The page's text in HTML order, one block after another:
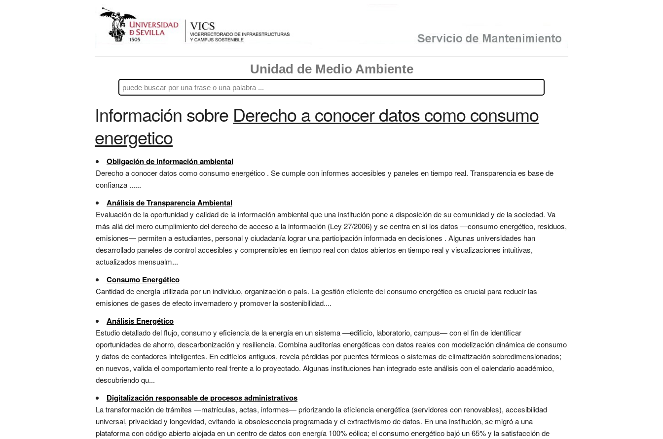
Unidad de Medio Ambiente
Información sobre Derecho a conocer datos como consumo
energetico
Obligación de información ambiental
Derecho a conocer datos como consumo energético . Se cumple con informes accesibles y paneles en tiempo real. Transparencia es base de
confianza ......
Análisis de Transparencia Ambiental
Evaluación de la oportunidad y calidad de la información ambiental que una institución pone a disposición de su comunidad y de la sociedad. Va
más allá del mero cumplimiento del derecho de acceso a la información (Ley 27/2006) y se centra en si los datos —consumo energético, residuos,
emisiones— permiten a estudiantes, personal y ciudadanía lograr una participación informada en decisiones . Algunas universidades han
desarrollado paneles de control accesibles y comprensibles en tiempo real con datos abiertos en tiempo real y visualizaciones intuitivas,
actualizados mensualm...
Consumo Energético
Cantidad de energía utilizada por un individuo, organización o país. La gestión eficiente del consumo energético es crucial para reducir las
emisiones de gases de efecto invernadero y promover la sostenibilidad....
Análisis Energético
Estudio detallado del flujo, consumo y eficiencia de la energía en un sistema —edificio, laboratorio, campus— con el fin de identificar
oportunidades de ahorro, descarbonización y resiliencia. Combina auditorías energéticas con datos reales con modelización dinámica de consumo
y datos de contadores inteligentes. En edificios antiguos, revela pérdidas por puentes térmicos o sistemas de climatización sobredimensionados;
en nuevos, valida el comportamiento real frente a lo proyectado. Algunas instituciones han integrado este análisis con el calendario académico,
descubriendo qu...
Digitalización responsable de procesos administrativos
La transformación de trámites —matrículas, actas, informes— priorizando la eficiencia energética (servidores con renovables), accesibilidad
universal, privacidad y longevidad, evitando la obsolescencia programada y el extractivismo de datos. En una institución, se migró a una
plataforma con código abierto alojada en un centro de datos con energía 100% eólica; el consumo energético bajó un 65% y la satisfacción de